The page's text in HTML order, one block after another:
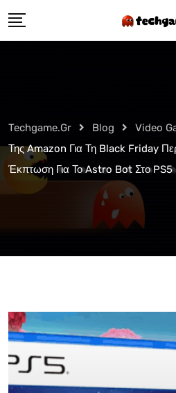
to
Techgame.gr Blog Video
Της Amazon Για Τη Black Friday
Έκπτωση Για Το Astro Bot Στο PS5